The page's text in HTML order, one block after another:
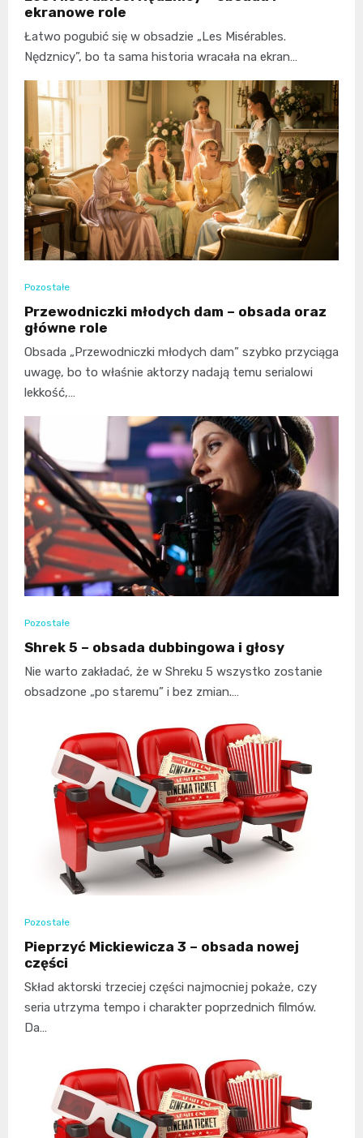
ekranowe role
Łatwo pogubić się w obsadzie „Les Misérables.
Nędznicy”, bo ta sama historia wracała na ekran…
Pozostałe
Przewodniczki młodych dam – obsada oraz
główne role
Obsada „Przewodniczki młodych dam” szybko przyciąga
uwagę, bo to właśnie aktorzy nadają temu serialowi
lekkość,…
Pozostałe
Shrek 5 – obsada dubbingowa i głosy
Nie warto zakładać, że w Shreku 5 wszystko zostanie
obsadzone „po staremu” i bez zmian.…
Pozostałe
Pieprzyć Mickiewicza 3 – obsada nowej
części
Skład aktorski trzeciej części najmocniej pokaże, czy
seria utrzyma tempo i charakter poprzednich filmów.
Da…